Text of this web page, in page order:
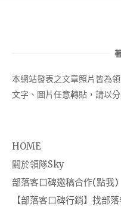
本網站發表之文章照片皆為
文字、圖片任意轉貼，請以
HOME
關於領隊Sky
部落客口碑邀稿合作(點我)
【部落客口碑行銷】找部